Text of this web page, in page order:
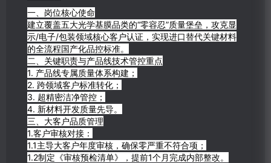
一、岗位核心使命
建立覆盖五大光学基膜品类的“零容忍”质量堡垒，攻克显
示/电子/包装领域核心客户认证，实现进口替代关键材料
的全流程国产化品控标准。
二、关键职责与产品线技术管控重点
1. 产品线专属质量体系构建；
2. 跨领域客户标准转化；
3. 超精密洁净管控；
4. 新材料开发质量先导。
三、大客户品质管理
1.客户审核对接：
1.1主导大客户年度审核，确保零严重不符合项；
1.2制定《审核预检清单》，提前1个月完成内部整改。